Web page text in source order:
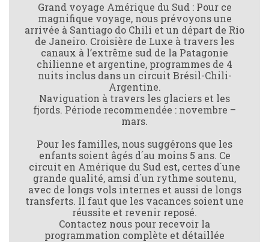
Grand voyage Amérique du Sud : Pour ce
magnifique voyage, nous prévoyons une
arrivée à Santiago do Chili et un départ de Rio
de Janeiro. Croisière de Luxe à travers les
canaux à l’extrême sud de la Patagonie
chilienne et argentine, programmes de 4
nuits inclus dans un circuit Brésil-Chili-
Argentine.
Naviguation à travers les glaciers et les
fjords. Période recommendée : novembre –
mars.
Pour les familles, nous suggérons que les
enfants soient âgés d´au moins 5 ans. Ce
circuit en Amérique du Sud est, certes d´une
grande qualité, amsi d´un rythme soutenu,
avec de longs vols internes et aussi de longs
transferts. Il faut que les vacances soient une
réussite et revenir reposé.
Contactez nous pour recevoir la
programmation complète et détaillée